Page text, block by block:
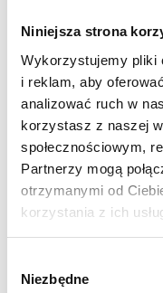
Niniejsza strona
Wykorzystujemy pliki
i reklam, aby
analizować ruch w
korzystasz z naszej
społecznościowym,
Partnerzy mogą
otrzymanymi od
korzystania z ich
zgody
Niezbędne
Dofinansowania
Wróć
Dofinansowania
Zobacz wszystko
Wróć
Zobacz wszystko
Robot rehabilitacyjny